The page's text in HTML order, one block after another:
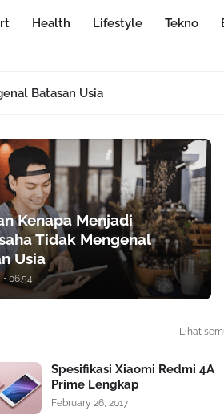
Health Lifestyle Tekno
Batasan Usia
Kenapa Menjadi
Tidak Mengenal
Usia
• 06.54
Lihat
Spesifikasi Xiaomi Redmi 4A
Prime Lengkap
February 26, 2017